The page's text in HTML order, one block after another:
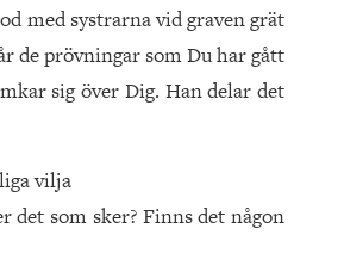
med systrarna vid graven grät
de prövningar som Du har gått
sig över Dig. Han delar det
vilja
det som sker? Finns det någon